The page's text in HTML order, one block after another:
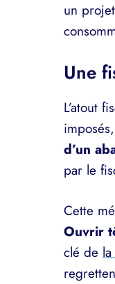
un projet
Une
L’atout
d’un
par le
Cette
Ouvrir
clé de